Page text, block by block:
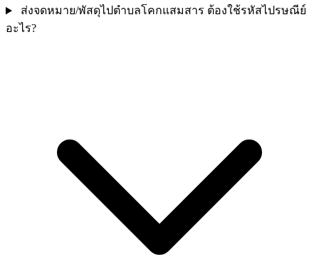
ส่งจดหมาย/พัสดุไปตำบลโคกแสมสาร ต้องใช้รหัสไปรษณีย์
อะไร?